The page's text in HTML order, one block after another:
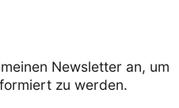
Newsletter an, um
zu werden.